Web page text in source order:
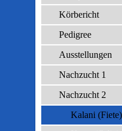
Körbericht
Pedigree
Ausstellungen
Nachzucht 1
Nachzucht 2
Kalani (Fiete)